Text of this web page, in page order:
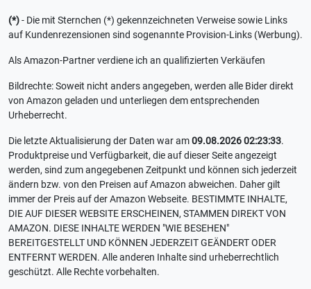
(*)- Die mit Sternchen (*) gekennzeichneten Verweise sowie Links
auf Kundenrezensionen sind sogenannte Provision-Links (Werbung).
Als Amazon-Partner verdiene ich an qualifizierten Verkäufen
Bildrechte: Soweit nicht anders angegeben, werden alle Bider direkt
von Amazon geladen und unterliegen dem entsprechenden
Urheberrecht.
Die letzte Aktualisierung der Daten war am09.08.2026 02:23:33.
Produktpreise und Verfügbarkeit, die auf dieser Seite angezeigt
werden, sind zum angegebenen Zeitpunkt und können sich jederzeit
ändern bzw. von den Preisen auf Amazon abweichen. Daher gilt
immer der Preis auf der Amazon Webseite. BESTIMMTE INHALTE,
DIE AUF DIESER WEBSITE ERSCHEINEN, STAMMEN DIREKT VON
AMAZON. DIESE INHALTE WERDEN "WIE BESEHEN"
BEREITGESTELLT UND KÖNNEN JEDERZEIT GEÄNDERT ODER
ENTFERNT WERDEN. Alle anderen Inhalte sind urheberrechtlich
geschützt. Alle Rechte vorbehalten.